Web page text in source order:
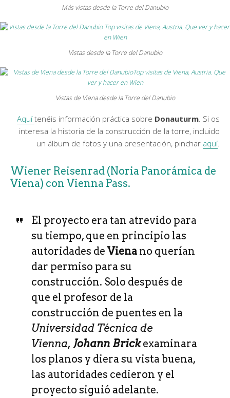
Más vistas desde la Torre del Danubio
Vistas desde la Torre del Danubio
Vistas de Viena desde la Torre del Danubio
Aquítenéis información práctica sobre Donauturm. Si os
interesa la historia de la construcción de la torre, incluido
un álbum de fotos y una presentación, pinchar aquí.
Wiener Reisenrad (Noria Panorámica de
Viena) con Vienna Pass.
El proyecto era tan atrevido para
su tiempo, que en principio las
autoridades de Vienano querían
dar permiso para su
construcción. Solo después de
que el profesor de la
construcción de puentes en la
Universidad Técnica de
Vienna, Johann Brickexaminara
los planos y diera su vista buena,
las autoridades cedieron y el
proyecto siguió adelante.